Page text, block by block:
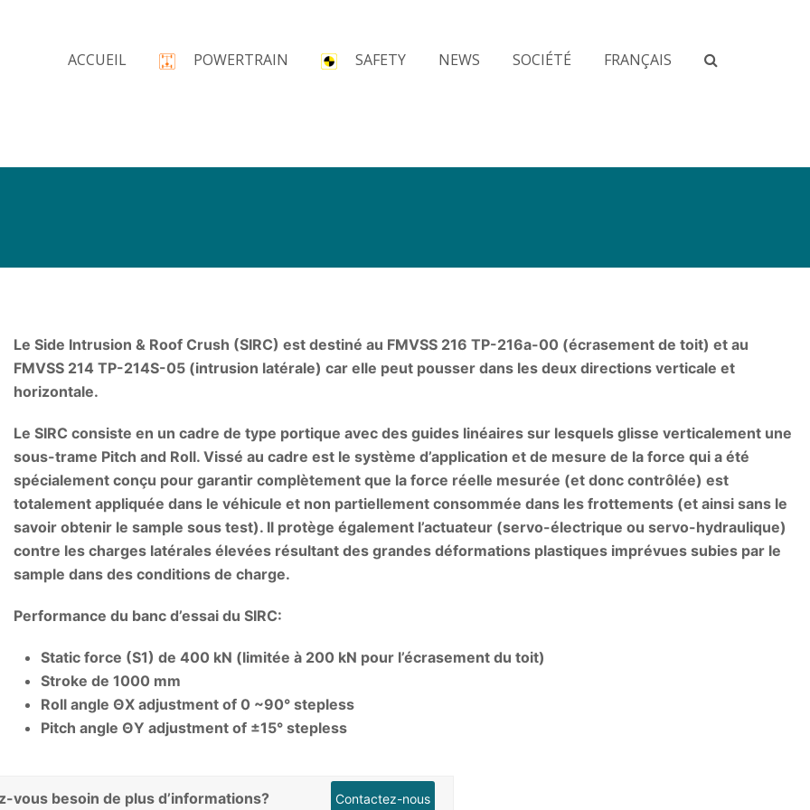
ACCUEIL POWERTRAIN SAFETY NEWS SOCIÉTÉ FRANÇAIS
Le Side Intrusion & Roof Crush (SIRC) est destiné au FMVSS 216 TP-216a-00 (écrasement de toit) et au
FMVSS 214 TP-214S-05 (intrusion latérale) car elle peut pousser dans les deux directions verticale et
horizontale.
Le SIRC consiste en un cadre de type portique avec des guides linéaires sur lesquels glisse verticalement une
sous-trame Pitch and Roll. Vissé au cadre est le système d’application et de mesure de la force qui a été
spécialement conçu pour garantir complètement que la force réelle mesurée (et donc contrôlée) est
totalement appliquée dans le véhicule et non partiellement consommée dans les frottements (et ainsi sans le
savoir obtenir le sample sous test). Il protège également l’actuateur (servo-électrique ou servo-hydraulique)
contre les charges latérales élevées résultant des grandes déformations plastiques imprévues subies par le
sample dans des conditions de charge.
Performance du banc d’essai du SIRC:
Static force (S1) de 400 kN (limitée à 200 kN pour l’écrasement du toit)
Stroke de 1000 mm
Roll angle ΘX adjustment of 0 ~90° stepless
Pitch angle ΘY adjustment of ±15° stepless
vous besoin de plus d’informations? Contactez-nous